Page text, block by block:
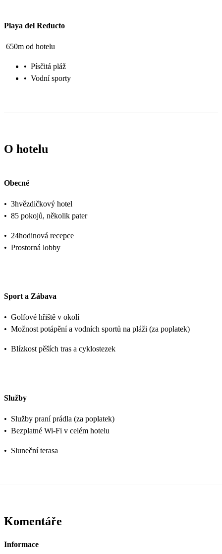
Playa del Reducto
650m od hotelu
• Písčitá pláž
• Vodní sporty
O hotelu
Obecné
• 3hvězdičkový hotel
• 85 pokojů, několik pater
• 24hodinová recepce
• Prostorná lobby
Sport a Zábava
• Golfové hřiště v okolí
• Možnost potápění a vodních sportů na pláži (za poplatek)
• Blízkost pěších tras a cyklostezek
Služby
• Služby praní prádla (za poplatek)
• Bezplatné Wi-Fi v celém hotelu
• Sluneční terasa
Komentáře
Informace